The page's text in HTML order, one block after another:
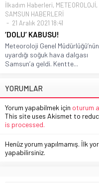
İlkadım Haberleri, METEOROLOJİ,
SAMSUN HABERLERİ
21 Aralık 2021 18:41
‘DOLU’ KABUSU!
Meteoroloji Genel Müdürlüğü’nün
uyardığı soğuk hava dalgası
Samsun’a geldi. Kentte...
YORUMLAR
Yorum yapabilmek için oturum
This site uses Akismet to
is processed.
Henüz yorum yapılmamış. İlk
yapabilirsiniz.